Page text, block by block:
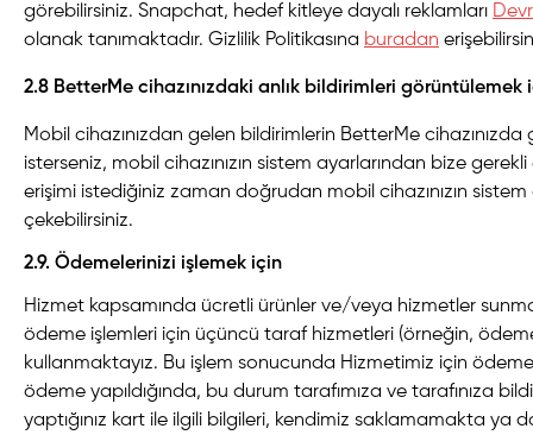
görebilirsiniz. Snapchat, hedef kitleye dayalı reklamları
olanak tanımaktadır. Gizlilik Politikasına buradan
2.8 BetterMe cihazınızdaki anlık bildirimleri görüntülemek
Mobil cihazınızdan gelen bildirimlerin BetterMe
isterseniz, mobil cihazınızın sistem ayarlarından bize
erişimi istediğiniz zaman doğrudan mobil cihazınızın
çekebilirsiniz.
2.9. Ödemelerinizi işlemek için
Hizmet kapsamında ücretli ürünler ve/veya hizmetler
ödeme işlemleri için üçüncü taraf hizmetleri (örneğin,
kullanmaktayız. Bu işlem sonucunda Hizmetimiz için
ödeme yapıldığında, bu durum tarafımıza ve tarafınıza
yaptığınız kart ile ilgili bilgileri, kendimiz saklamamakta ya